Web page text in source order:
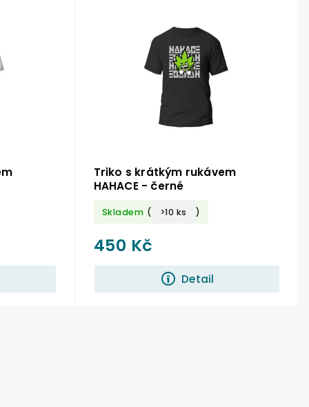
Triko s krátkým rukávem
HAHACE - černé
Skladem ( >10 ks )
450 Kč
Detail